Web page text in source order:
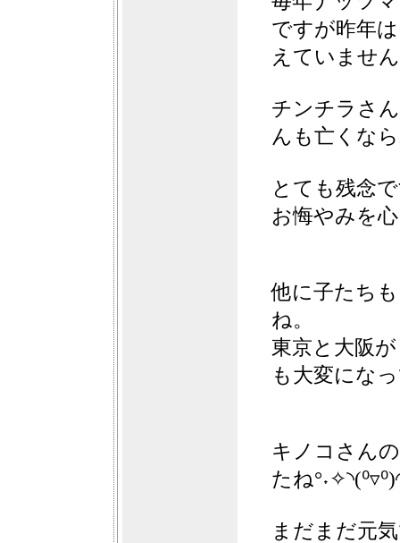
ですが昨年
えていませ
チンチラさ
んも亡くな
とても残念
お悔やみを
他に子たち
ね。
東京と大阪
も大変にな
キノコさん
たね
まだまだ元